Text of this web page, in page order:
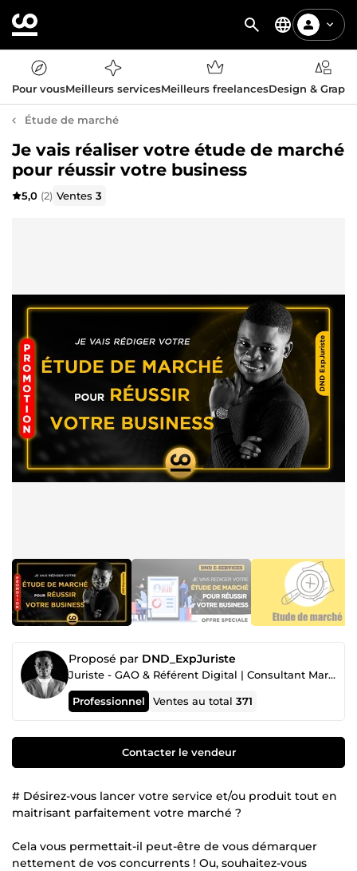
Pour vousMeilleurs servicesMeilleurs freelancesDesign &
Étude de marché
Je vais réaliser votre étude de marché
pour réussir votre business
5,0 (2) Ventes3
Proposé par DND_ExpJuriste
Juriste - GAO & Référent Digital | Consultant Marketing Digital 360°
Professionnel Ventes au total371
Contacter le vendeur
# Désirez-vous lancer votre service et/ou produit tout en
maitrisant parfaitement votre marché ?
Cela vous permettait-il peut-être de vous démarquer
nettement de vos concurrents ! Ou, souhaitez-vous